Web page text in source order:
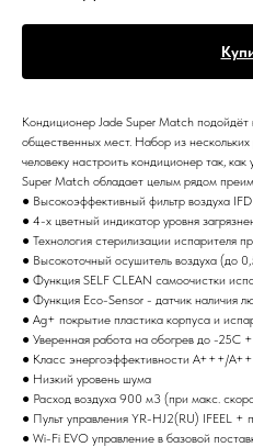
Кондиционер Jade Super Match подойдёт
общественных мест. Набор из
человеку настроить кондиционер так,
Super Match обладает целым рядом
● Высокоэффективный фильтр воздуха
● 4-х цветный индикатор уровня
● Технология стерилизации испарителя
● Высокоточный осушитель воздуха (до
● Функция SELF CLEAN самоочистки
● Функция Eco-Sensor - датчик наличия
● Ag+ покрытие пластика корпуса и
● Уверенная работа на обогрев до -25С
● Класс энергоэффективности А+++/
● Низкий уровень шума
● Расход воздуха 900 м3 (при макс.
● Пульт управления YR-HJ2(RU) IFEEL
● Wi-Fi EVO управление в базовой